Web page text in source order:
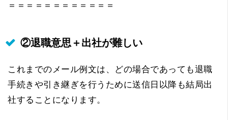
＝＝＝＝＝＝＝＝＝＝＝＝
②退職意思＋出社が難しい
これまでのメール例文は、どの場合であっても退職
手続きや引き継ぎを行うために送信日以降も結局出
社することになります。